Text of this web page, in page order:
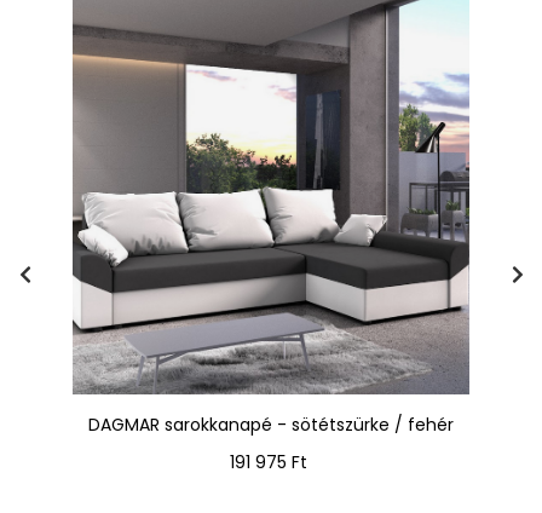
DAGMAR sarokkanapé - sötétszürke / fehér
Ár
191 975 Ft